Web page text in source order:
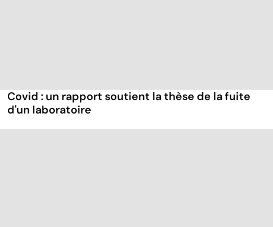
Covid : un rapport soutient la thèse de la fuite
d'un laboratoire